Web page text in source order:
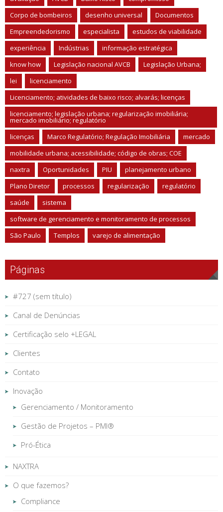
Corpo de bombeiros
desenho universal
Documentos
Empreendedorismo
especialista
estudos de viabilidade
experiência
Indústrias
informação estratégica
know how
Legislação nacional AVCB
Legislação Urbana;
lei
licenciamento
Licenciamento; atividades de baixo risco; alvarás; licenças
licenciamento; legislação urbana; regularização imobiliária;
mercado imobiliário; regulatório
licenças
Marco Regulatório; Regulação Imobiliária
mercado
mobilidade urbana; acessibilidade; código de obras; COE
naxtra
Oportunidades PIU
planejamento urbano
Plano Diretor
processos regularização
regulatório
saúde
sistema
software de gerenciamento e monitoramento de processos
São Paulo
Templos varejo de alimentação
Páginas
#727 (sem título)
Canal de Denúncias
Certificação selo +LEGAL
Clientes
Contato
Inovação
Gerenciamento / Monitoramento
Gestão de Projetos – PMI®
Pró-Ética
NAXTRA
O que fazemos?
Compliance